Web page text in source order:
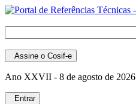
Assine o Cosif-e
Ano XXVII - 8 de agosto de 2026
Entrar